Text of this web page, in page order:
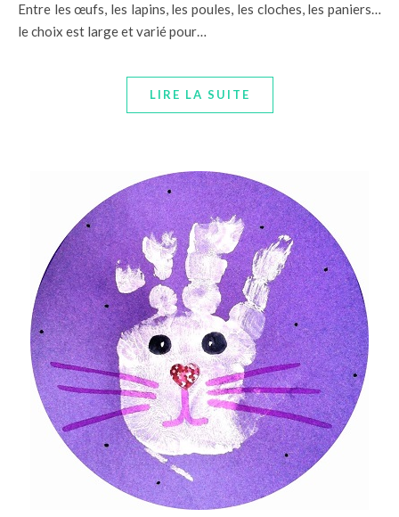
Entre les œufs, les lapins, les poules, les cloches, les paniers…
le choix est large et varié pour…
LIRE LA SUITE